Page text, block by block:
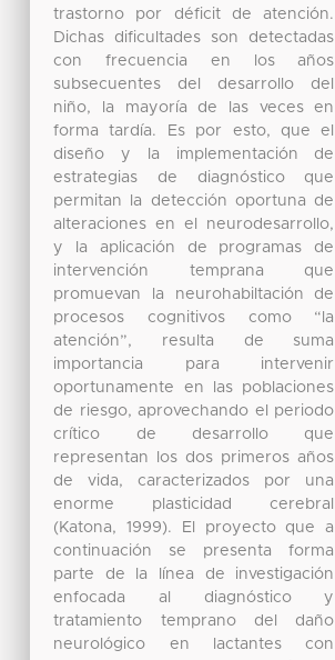
trastorno por déficit de atención.
Dichas dificultades son detectadas
con frecuencia en los años
subsecuentes del desarrollo del
niño, la mayoría de las veces en
forma tardía. Es por esto, que el
diseño y la implementación de
estrategias de diagnóstico que
permitan la detección oportuna de
alteraciones en el neurodesarrollo,
y la aplicación de programas de
intervención temprana que
promuevan la neurohabiltación de
procesos cognitivos como “la
atención”, resulta de suma
importancia para intervenir
oportunamente en las poblaciones
de riesgo, aprovechando el periodo
crítico de desarrollo que
representan los dos primeros años
de vida, caracterizados por una
enorme plasticidad cerebral
(Katona, 1999). El proyecto que a
continuación se presenta forma
parte de la línea de investigación
enfocada al diagnóstico y
tratamiento temprano del daño
neurológico en lactantes con